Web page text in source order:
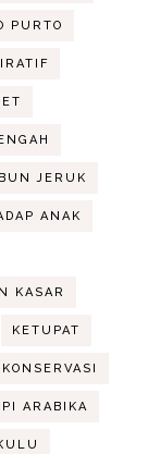
PURTO
JERUK
ANAK
KASAR
KETUPAT
KONSERVASI
ARABIKA